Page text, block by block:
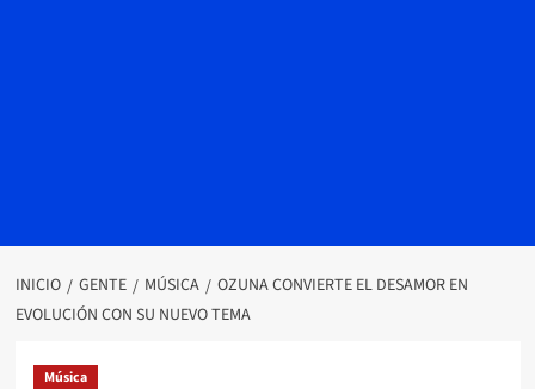
INICIO GENTE MÚSICA
OZUNA CONVIERTE EL DESAMOR EN
EVOLUCIÓN CON SU NUEVO TEMA
Música